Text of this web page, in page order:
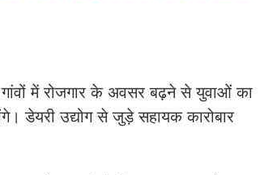
गांवों में रोजगार के अवसर बढ़ने से युवाओं का
डेयरी उद्योग से जुड़े सहायक कारोबार